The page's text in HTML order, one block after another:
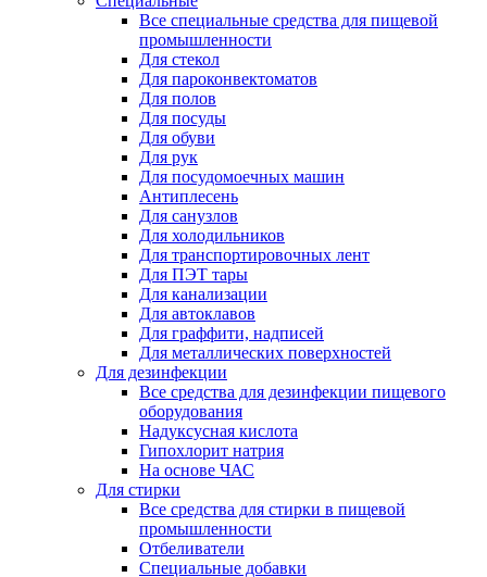
Все специальные средства для пищевой
промышленности
Для стекол
Для пароконвектоматов
Для полов
Для посуды
Для обуви
Для рук
Для посудомоечных машин
Антиплесень
Для санузлов
Для холодильников
Для транспортировочных лент
Для ПЭТ тары
Для канализации
Для автоклавов
Для граффити, надписей
Для металлических поверхностей
Для дезинфекции
Все средства для дезинфекции пищевого
оборудования
Надуксусная кислота
Гипохлорит натрия
На основе ЧАС
Для стирки
Все средства для стирки в пищевой
промышленности
Отбеливатели
Специальные добавки